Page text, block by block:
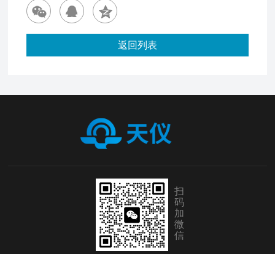
返回列表
扫
码
加
微
信